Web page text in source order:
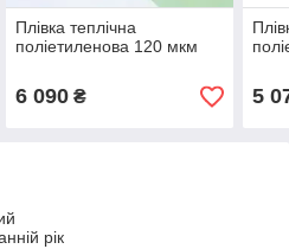
Плівка теплічна
поліетиленова 120 мкм
6 090₴ 5
рік